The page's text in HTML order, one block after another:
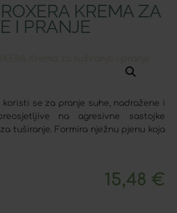
KREMA ZA
I PRANJE
koristi se za pranje suhe, nadražene i
na agresivne sastojke
tuširanje. Formira nježnu pjenu koja
15,48 €